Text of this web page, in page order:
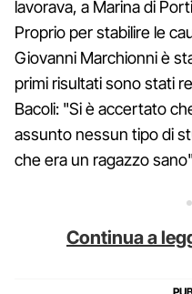
lavorava, a Marina di
Proprio per stabilire le
Giovanni Marchionni è
primi risultati sono stati
Bacoli: "Si è accertato
assunto nessun tipo di
che era un ragazzo
Continua a